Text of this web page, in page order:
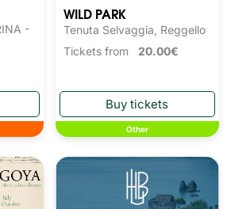
-
WILD PARK
Tenuta Selvaggia, Reggello
Tickets from 20.00€
Other